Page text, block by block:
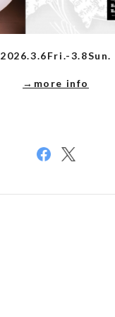
2026.3.6Fri.-3.8Sun.
→more info